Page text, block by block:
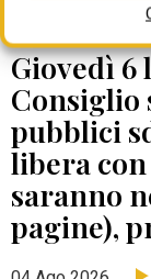
DATE DA
Giovedì 6
Consiglio
pubblici
libera
saranno
pagine),